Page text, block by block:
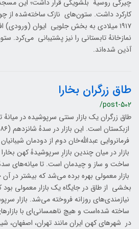
چیرگی روسیهٔ بلشویکی قرار داشت؛ این
کارکرد داشت. ستون‌های نازک ساخته‌شده از
۱۹۱۷ میلادی به بخش جلویی ایوان
نمازخانهٔ تابستانی را نیز پشتیبانی می‌کرد.
آذین شده‌اند.
طاق زرگران بخارا
/post-502
طاق زرگران یک بازار سنتی سرپوشیده در
فرمانروایی عبدالله‌خان دوم از دودمان
بازار در میان چندین بازارِ سرپوشیدهٔ کهن
ساخت‌ و ساز و چیدمان است. تا میانه‌های
بازار معمولی بهره برده می‌شد که بیشتر در
بخشی از طاق در جایگاه یک بازار معمولی بود
نیازمندی‌های روزانه فروخته می‌شد. بازار
ساخته شده‌است و هیچ ناهمسانی‌ای با
در شهرهای کهن ایران مانند تهران، اصفهان،